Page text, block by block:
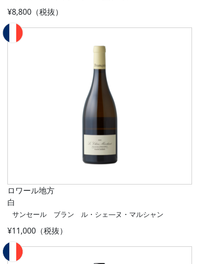
¥8,800（税抜）
ロワール地方
白
サンセール ブラン ル・シェ―ヌ・マルシャン
¥11,000（税抜）